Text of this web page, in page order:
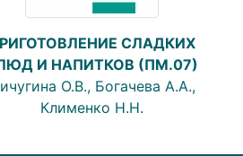
СЛАДКИХ
И НАПИТКОВ (ПМ.07)
О.В., Богачева А.А.,
Клименко Н.Н.